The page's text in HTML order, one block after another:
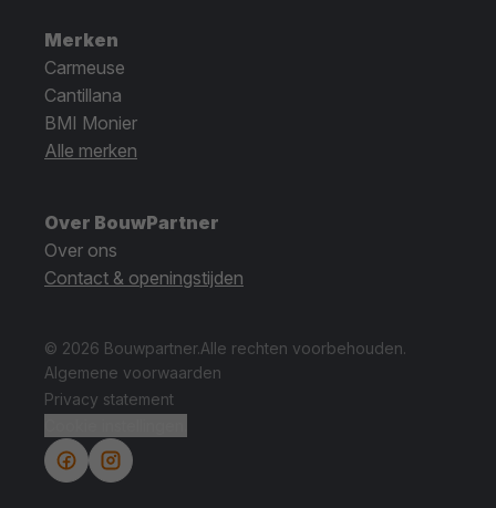
Merken
Carmeuse
Cantillana
BMI Monier
Alle merken
Over BouwPartner
Over ons
Contact & openingstijden
© 2026 Bouwpartner.Alle rechten voorbehouden.
Algemene voorwaarden
Privacy statement